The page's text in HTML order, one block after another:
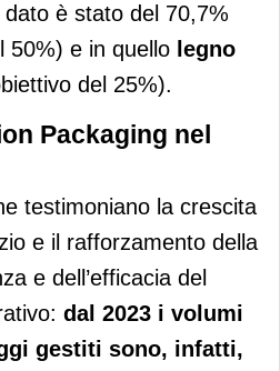
è stato del 70,7%
50%) e in quello legno
del 25%).
Packaging nel
testimoniano la crescita
e il rafforzamento della
e dell’efficacia del
dal 2023 i volumi
gestiti sono, infatti,